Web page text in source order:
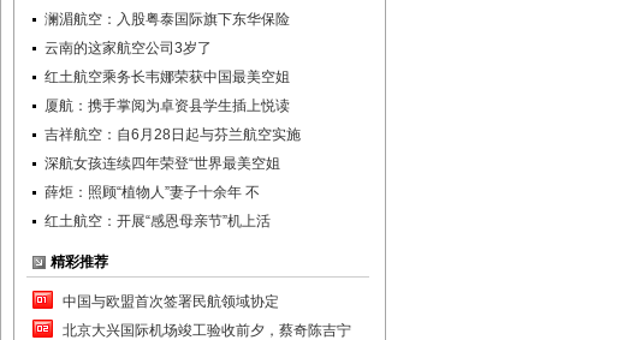
澜湄航空：入股粤泰国际旗下东华保险
云南的这家航空公司3岁了
红土航空乘务长韦娜荣获中国最美空姐
厦航：携手掌阅为卓资县学生插上悦读
吉祥航空：自6月28日起与芬兰航空实施
深航女孩连续四年荣登“世界最美空姐
薛炬：照顾“植物人”妻子十余年 不
红土航空：开展“感恩母亲节”机上活
精彩推荐
中国与欧盟首次签署民航领域协定
北京大兴国际机场竣工验收前夕，蔡奇陈吉宁